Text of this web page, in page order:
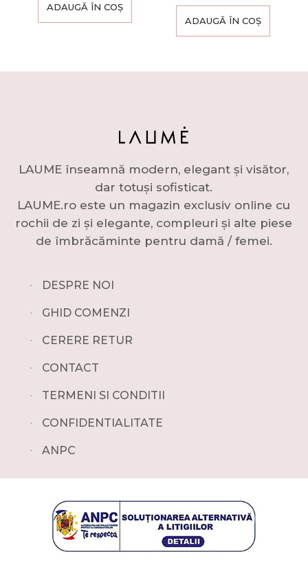
ADAUGĂ ÎN COȘ
ADAUGĂ ÎN COȘ
LAUME înseamnă modern, elegant și visător,
dar totuși sofisticat.
LAUME.ro este un magazin exclusiv online cu
rochii de zi și elegante, compleuri și alte piese
de îmbrăcăminte pentru damă / femei.
∙ DESPRE NOI
∙ GHID COMENZI
∙ CERERE RETUR
∙ CONTACT
∙ TERMENI SI CONDITII
∙ CONFIDENTIALITATE
∙ ANPC